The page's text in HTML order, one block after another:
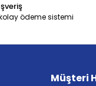
ödeme sistemi
Müşteri